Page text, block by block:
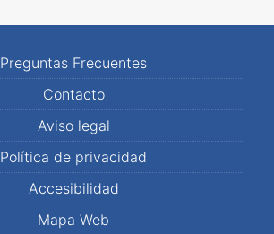
Preguntas Frecuentes
Contacto
Aviso legal
Política de privacidad
Accesibilidad
Mapa Web